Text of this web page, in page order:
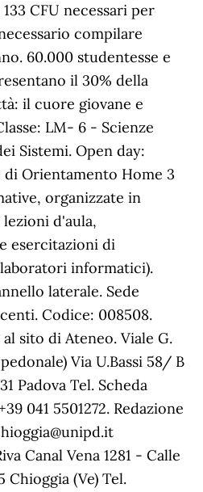
CFU necessari per
compilare
60.000 studentesse e
il 30% della
il cuore giovane e
LM- 6 - Scienze
Sistemi. Open day:
Orientamento Home 3
organizzate in
d'aula,
esercitazioni di
informatici).
laterale. Sede
Codice: 008508.
sito di Ateneo. Viale G.
Via U.Bassi 58/ B
Padova Tel. Scheda
041 5501272. Redazione
Canal Vena 1281 - Calle
Chioggia (Ve) Tel.